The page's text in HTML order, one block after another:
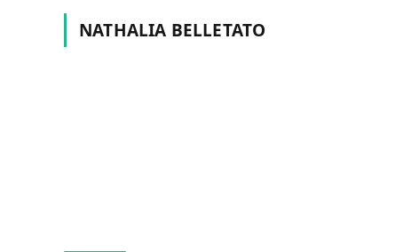
NATHALIA BELLETATO